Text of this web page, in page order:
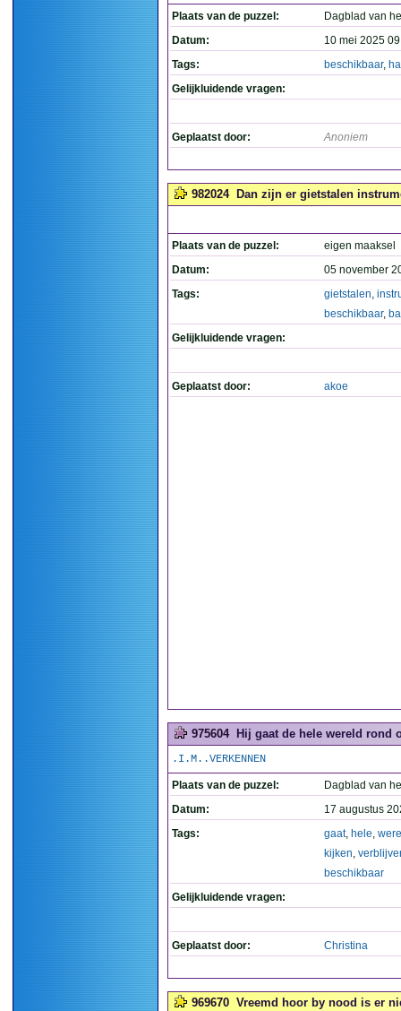
Plaats van de puzzel:
Dagblad van
Datum:
10 mei 2025
Tags:
beschikbaar,
Gelijkluidende vragen:
Geplaatst door: Anoniem
982024 Dan zijn er gietstalen
Plaats van de puzzel:
eigen maaksel
Datum:
05 november
Tags:
gietstalen,
beschikbaar,
Gelijkluidende vragen:
Geplaatst door: akoe
975604 Hij gaat de hele wereld rond
.I.M..VERKENNEN
Plaats van de puzzel:
Dagblad van
Datum:
17 augustus
Tags:
gaat, hele,
kijken,
beschikbaar
Gelijkluidende vragen:
Geplaatst door: Christina
969670 Vreemd hoor by nood is er